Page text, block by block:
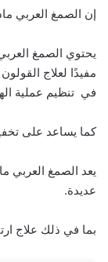
إن الصمغ العربي
يحتوي الصمغ
مفيدًا لعلاج
في تنظيم عملية
كما يساعد على
يعد الصمغ العربي
عديدة.
بما في ذلك علاج